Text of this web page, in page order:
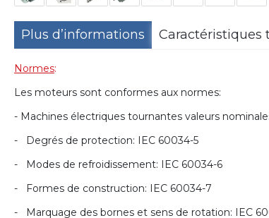
Plus d’informations Caractéristiques
Normes:
Les moteurs sont conformes aux normes:
- Machines électriques tournantes valeurs
- Degrés de protection: IEC 60034-5
- Modes de refroidissement: IEC 60034-6
- Formes de construction: IEC 60034-7
- Marquage des bornes et sens de rotation: IEC